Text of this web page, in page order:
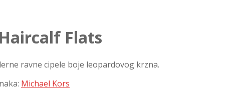
Flats
ravne cipele boje leopardovog krzna.
Michael Kors